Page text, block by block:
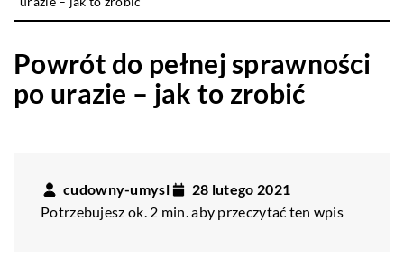
Powrót do pełnej sprawności
po urazie – jak to zrobić
cudowny-umysl
28 lutego 2021
Potrzebujesz ok. 2 min. aby przeczytać ten wpis